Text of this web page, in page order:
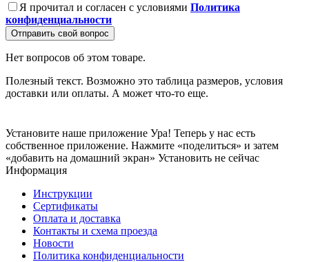
Я прочитал и согласен с условиями Политика
конфиденциальности
Отправить свой вопрос
Нет вопросов об этом товаре.
Полезный текст. Возможно это таблица размеров, условия
доставки или оплаты. А может что-то еще.
Установите наше приложение Ура! Теперь у нас есть
собственное приложение. Нажмите «поделиться» и затем
«добавить на домашний экран» Установить не сейчас
Информация
Инструкции
Сертификаты
Оплата и доставка
Контакты и схема проезда
Новости
Политика конфиденциальности